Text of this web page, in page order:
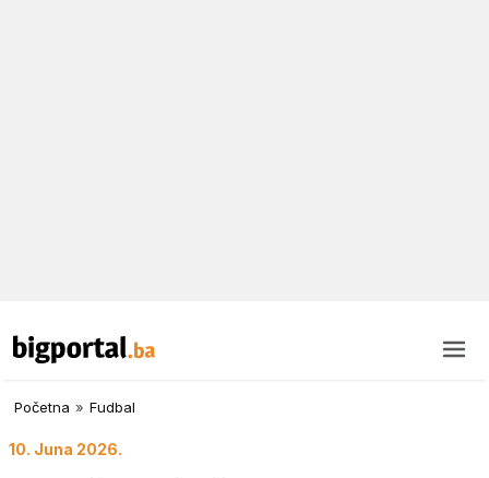
Početna » Fudbal
10. Juna 2026.